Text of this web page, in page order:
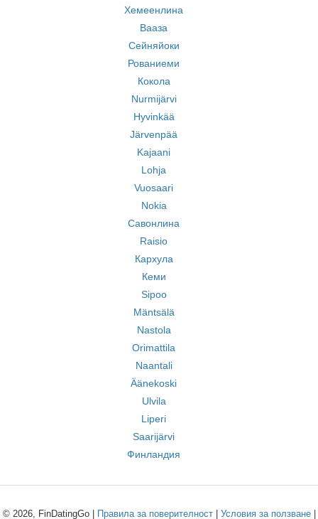
Хемеенлина
Вааза
Сейняйоки
Рованиеми
Кокола
Nurmijärvi
Hyvinkää
Järvenpää
Kajaani
Lohja
Vuosaari
Nokia
Савонлина
Raisio
Кархула
Кеми
Sipoo
Mäntsälä
Nastola
Orimattila
Naantali
Äänekoski
Ulvila
Liperi
Saarijärvi
Финландия
© 2026, FinDatingGo | Правила за поверителност| Условия за ползване|